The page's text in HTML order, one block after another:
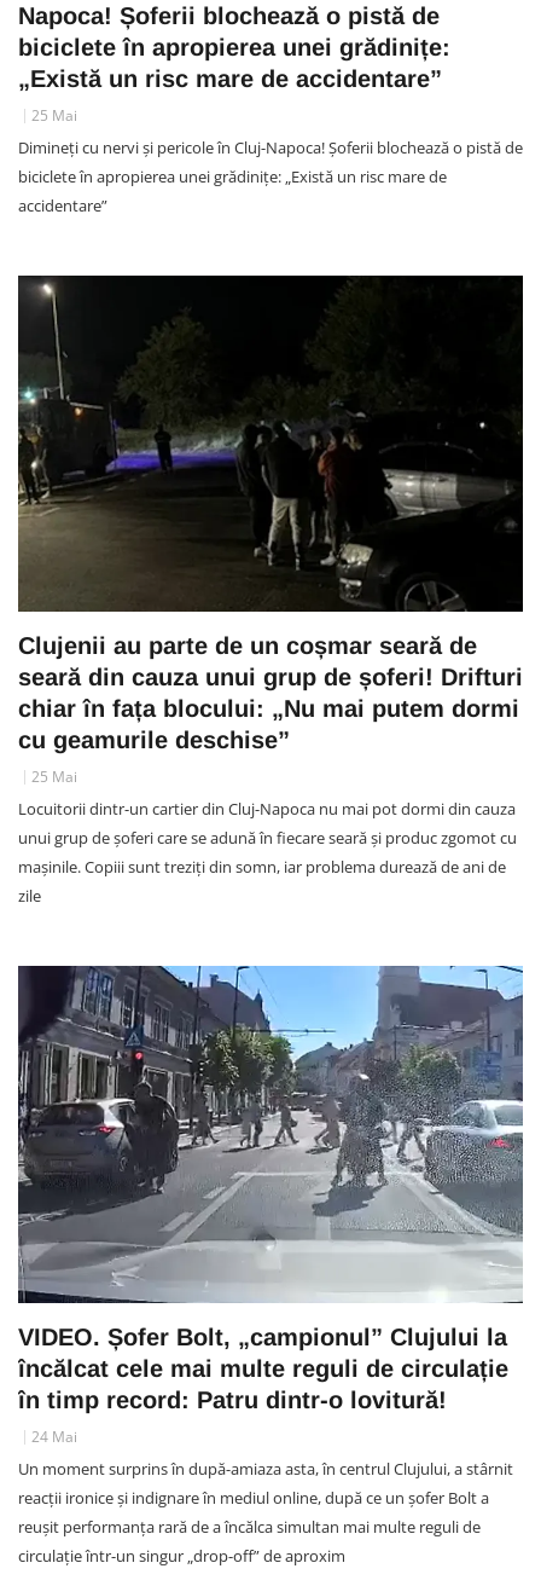
Napoca! Șoferii blochează o pistă de
biciclete în apropierea unei grădinițe:
„Există un risc mare de accidentare”
25 Mai
Dimineți cu nervi și pericole în Cluj-Napoca! Șoferii blochează o pistă de
biciclete în apropierea unei grădinițe: „Există un risc mare de
accidentare”
Clujenii au parte de un coșmar seară de
seară din cauza unui grup de șoferi! Drifturi
chiar în fața blocului: „Nu mai putem dormi
cu geamurile deschise”
25 Mai
Locuitorii dintr-un cartier din Cluj-Napoca nu mai pot dormi din cauza
unui grup de șoferi care se adună în fiecare seară și produc zgomot cu
mașinile. Copiii sunt treziți din somn, iar problema durează de ani de
zile
VIDEO. Șofer Bolt, „campionul” Clujului la
încălcat cele mai multe reguli de circulație
în timp record: Patru dintr-o lovitură!
24 Mai
Un moment surprins în după-amiaza asta, în centrul Clujului, a stârnit
reacții ironice și indignare în mediul online, după ce un șofer Bolt a
reușit performanța rară de a încălca simultan mai multe reguli de
circulație într-un singur „drop-off” de aproxim